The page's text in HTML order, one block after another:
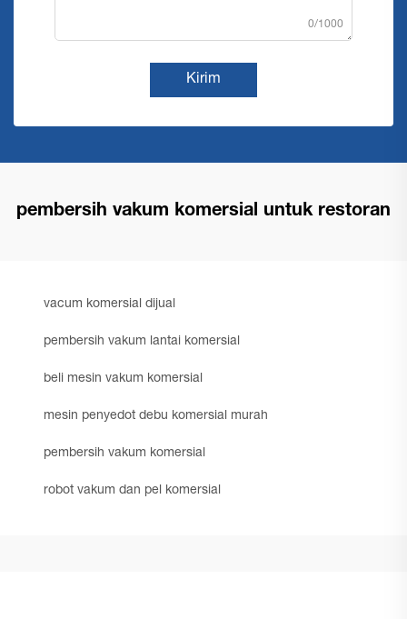
0/1000
Kirim
pembersih vakum komersial untuk restoran
vacum komersial dijual
pembersih vakum lantai komersial
beli mesin vakum komersial
mesin penyedot debu komersial murah
pembersih vakum komersial
robot vakum dan pel komersial